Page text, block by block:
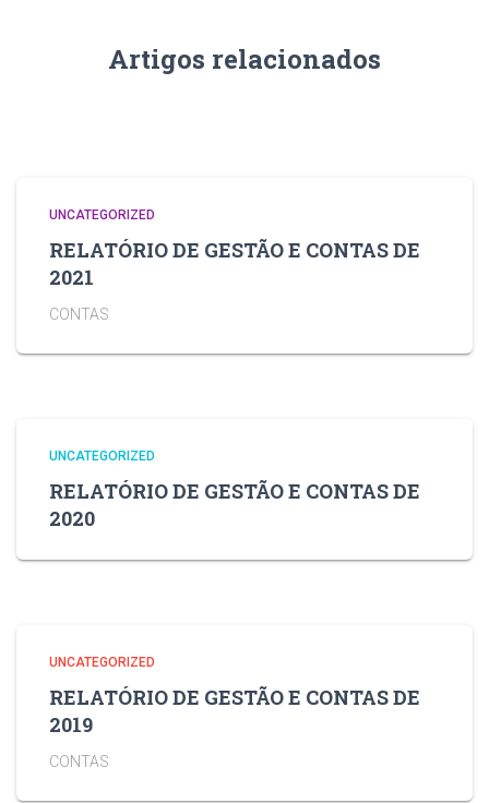
Artigos relacionados
UNCATEGORIZED
RELATÓRIO DE GESTÃO E CONTAS DE
2021
CONTAS
UNCATEGORIZED
RELATÓRIO DE GESTÃO E CONTAS DE
2020
UNCATEGORIZED
RELATÓRIO DE GESTÃO E CONTAS DE
2019
CONTAS